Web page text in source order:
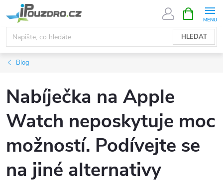
na
obsah
HLEDAT
NÁKUPNÍ
KOŠÍK
Blog
Nabíječka na Apple
Watch neposkytuje moc
možností. Podívejte se
na jiné alternativy